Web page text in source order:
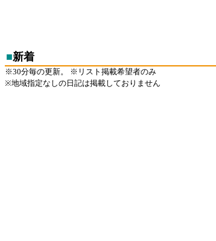
■新着
※30分毎の更新。 ※リスト掲載希望者のみ
※地域指定なしの日記は掲載しておりません